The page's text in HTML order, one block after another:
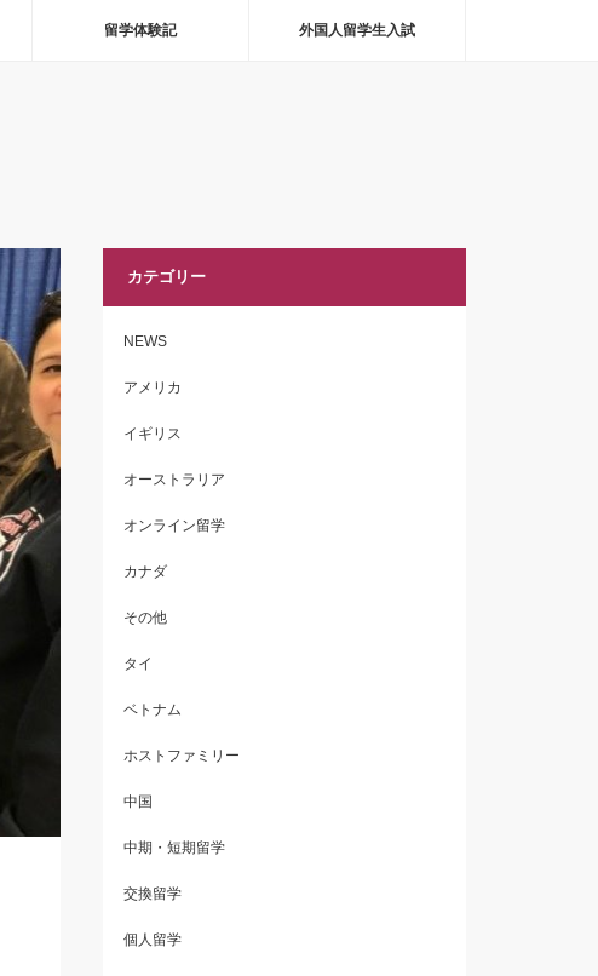
留学体験記 外国人留学生入試
カテゴリー
NEWS
アメリカ
イギリス
オーストラリア
オンライン留学
カナダ
その他
タイ
ベトナム
ホストファミリー
中国
中期・短期留学
交換留学
個人留学